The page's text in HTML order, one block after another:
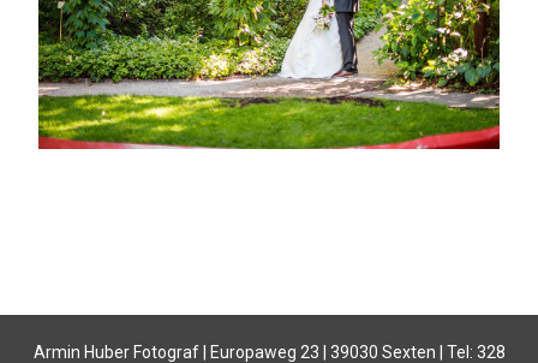
Armin Huber Fotograf | Europaweg 23 | 39030 Sexten | Tel: 328